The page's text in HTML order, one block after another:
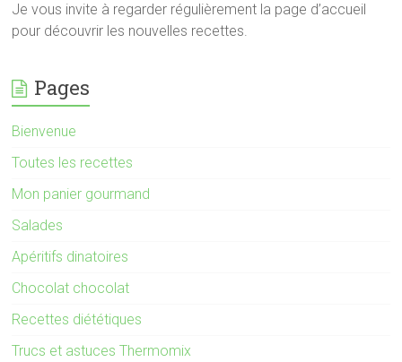
Je vous invite à regarder régulièrement la page d’accueil
pour découvrir les nouvelles recettes.
Pages
Bienvenue
Toutes les recettes
Mon panier gourmand
Salades
Apéritifs dinatoires
Chocolat chocolat
Recettes diététiques
Trucs et astuces Thermomix